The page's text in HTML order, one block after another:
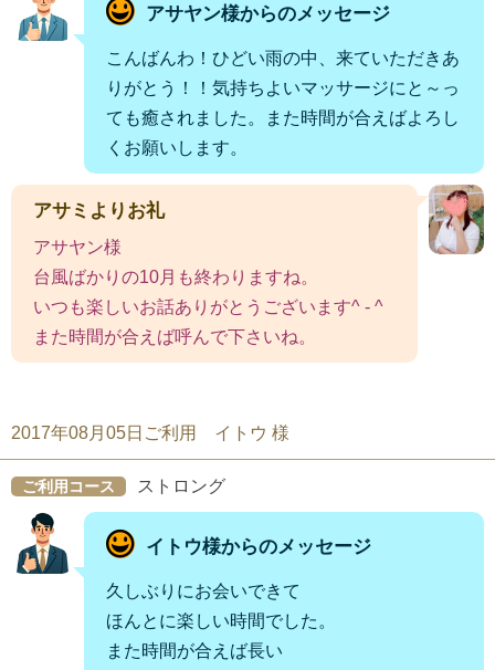
アサヤン様からのメッセージ
こんばんわ！ひどい雨の中、来ていただきあ
りがとう！！気持ちよいマッサージにと～っ
ても癒されました。また時間が合えばよろし
くお願いします。
アサミよりお礼
アサヤン様
台風ばかりの10月も終わりますね。
いつも楽しいお話ありがとうございます^ - ^
また時間が合えば呼んで下さいね。
2017年08月05日ご利用 イトウ 様
ご利用コース ストロング
イトウ様からのメッセージ
久しぶりにお会いできて
ほんとに楽しい時間でした。
また時間が合えば長い